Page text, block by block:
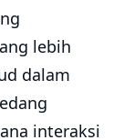
lebih
dalam
interaksi